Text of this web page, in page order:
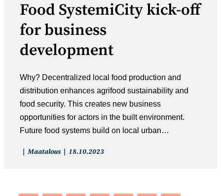
Food SystemiCity kick-off
for business
development
Why? Decentralized local food production and
distribution enhances agrifood sustainability and
food security. ​This creates new business
opportunities for actors in the built environment. ​
Future food systems build on local urban…
Artikkelin
Maatalous
Artikkeli
18.10.2023